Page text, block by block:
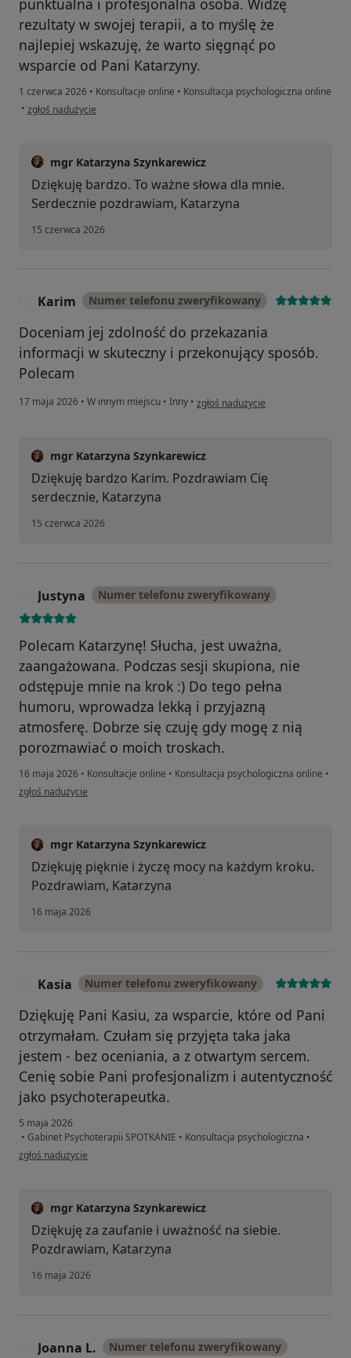
rezultaty w swojej terapii, a to myślę że
najlepiej wskazuję, że warto sięgnąć po
wsparcie od Pani Katarzyny.
1 czerwca 2026 • Konsultacje online • Konsultacja psychologiczna online
• w opinii użytkownika Martyna
zgłoś nadużycie
mgr Katarzyna Szynkarewicz
Dziękuję bardzo. To ważne słowa dla mnie.
Serdecznie pozdrawiam, Katarzyna
15 czerwca 2026
Karim Numer telefonu zweryfikowany
Doceniam jej zdolność do przekazania
informacji w skuteczny i przekonujący sposób.
Polecam
17 maja 2026 • W innym miejscu • Inny • w opinii użytkownika Karim
zgłoś nadużycie
mgr Katarzyna Szynkarewicz
Dziękuję bardzo Karim. Pozdrawiam Cię
serdecznie, Katarzyna
15 czerwca 2026
Justyna Numer telefonu zweryfikowany
Polecam Katarzynę! Słucha, jest uważna,
zaangażowana. Podczas sesji skupiona, nie
odstępuje mnie na krok :) Do tego pełna
humoru, wprowadza lekką i przyjazną
atmosferę. Dobrze się czuję gdy mogę z nią
porozmawiać o moich troskach.
16 maja 2026 • Konsultacje online • Konsultacja psychologiczna online •
w opinii użytkownika Justyna
zgłoś nadużycie
mgr Katarzyna Szynkarewicz
Dziękuję pięknie i życzę mocy na każdym kroku.
Pozdrawiam, Katarzyna
16 maja 2026
Kasia Numer telefonu zweryfikowany
Dziękuję Pani Kasiu, za wsparcie, które od Pani
otrzymałam. Czułam się przyjęta taka jaka
jestem - bez oceniania, a z otwartym sercem.
Cenię sobie Pani profesjonalizm i autentyczność
jako psychoterapeutka.
5 maja 2026
• Gabinet Psychoterapii SPOTKANIE • Konsultacja psychologiczna •
w opinii użytkownika Kasia
zgłoś nadużycie
mgr Katarzyna Szynkarewicz
Dziękuję za zaufanie i uważność na siebie.
Pozdrawiam, Katarzyna
16 maja 2026
Joanna L. Numer telefonu zweryfikowany